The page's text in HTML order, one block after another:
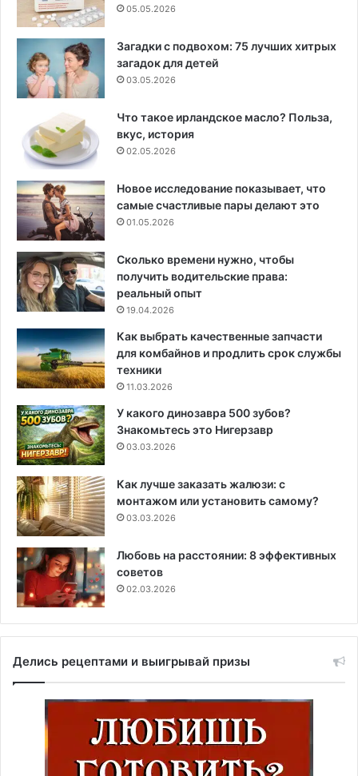
05.05.2026
Загадки с подвохом: 75 лучших хитрых
загадок для детей
03.05.2026
Что такое ирландское масло? Польза,
вкус, история
02.05.2026
Новое исследование показывает, что
самые счастливые пары делают это
01.05.2026
Сколько времени нужно, чтобы
получить водительские права:
реальный опыт
19.04.2026
Как выбрать качественные запчасти
для комбайнов и продлить срок службы
техники
11.03.2026
У какого динозавра 500 зубов?
Знакомьтесь это Нигерзавр
03.03.2026
Как лучше заказать жалюзи: с
монтажом или установить самому?
03.03.2026
Любовь на расстоянии: 8 эффективных
советов
02.03.2026
Делись рецептами и выигрывай призы